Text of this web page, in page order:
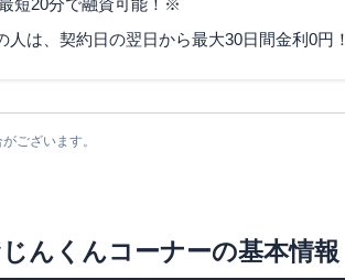
短20分で融資可能！※
は、契約日の翌日から最大30日間金利0円！
ございます。
んくんコーナーの基本情報